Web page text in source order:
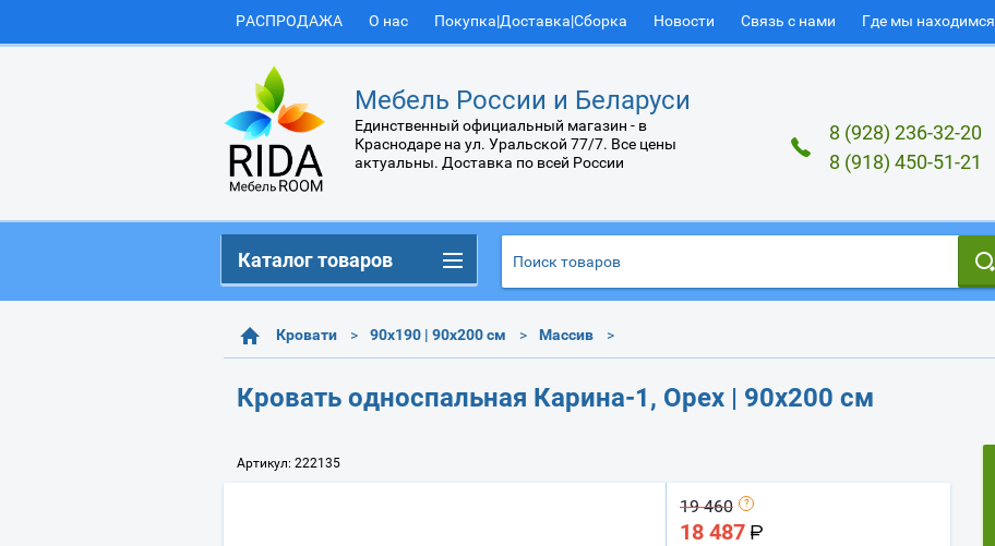
РАСПРОДАЖА О нас Покупка|Доставка|Сборка Новости Связь с нами Где мы находимся
Мебель России и Беларуси
Единственный официальный магазин - в
Краснодаре на ул. Уральской 77/7. Все цены
актуальны. Доставка по всей России
8 (928) 236-32-20
8 (918) 450-51-21
Кровати 90х190 | 90х200 см Массив
Кровать односпальная Карина-1, Орех | 90х200 см
Артикул: 222135
19 460
18 487
Каталог товаров